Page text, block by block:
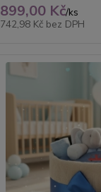
899,00 Kč/ks
742,98 Kč bez DPH